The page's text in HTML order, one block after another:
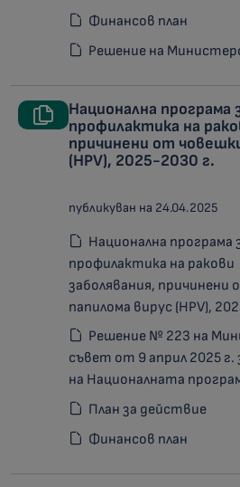
Финансов план
Решение на
Национална програма
профилактика на
причинени от
(HPV), 2025-2030 г.
публикуван на 24.04.2025
Национална програма
профилактика на ракови
заболявания, причинени
папилома вирус (HPV),
Решение № 223 на
съвет от 9 април 2025 г.
на Националната
План за действие
Финансов план